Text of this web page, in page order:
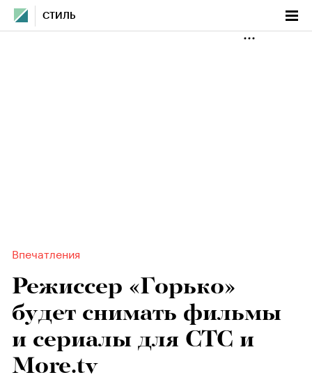
СТИЛЬ
Впечатления
Режиссер «Горько»
будет снимать фильмы
и сериалы для СТC и
More.tv